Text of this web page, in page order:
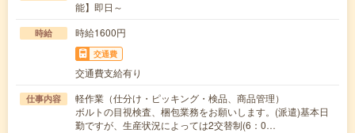
能】即日～
時給 時給1600円
交通費
交通費支給有り
仕事内容
軽作業（仕分け・ピッキング・検品、商品管理）
ボルトの目視検査、梱包業務をお願いします。(派遣)基本日
勤ですが、生産状況によっては2交替制(6：0…